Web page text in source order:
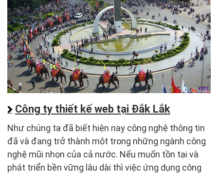
Công ty thiết kế web tại Đắk Lắk
Như chúng ta đã biết hiện nay công nghệ thông tin
đã và đang trở thành một trong những ngành công
nghệ mũi nhọn của cả nước. Nếu muốn tồn tại và
phát triển bền vững lâu dài thì việc ứng dụng công